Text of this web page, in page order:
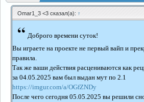
Omar1_3 <3 сказал(а): ↑
“ Доброго времени суток!
Вы играете на проекте не первый вайп и
правила.
Так же ваши действия расцениваются как
за 04.05.2025 вам был выдан мут по 2.1
https://imgur.com/a/OGfZNDy
После чего сегодня 05.05.2025 вы решили